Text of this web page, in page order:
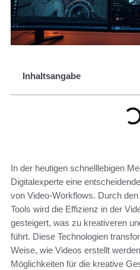
Inhaltsangabe
In der heutigen schnelllebigen
Digitalexperte eine
von Video-Workflows. Durch
Tools wird die Effizienz in der
gesteigert, was zu kreativeren
führt. Diese Technologien
Weise, wie Videos erstellt
Möglichkeiten für die kreative